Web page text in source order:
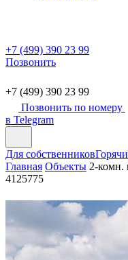
+7 (499) 390 23 99
Позвонить
+7 (499) 390 23 99
Позвонить по номеру
в Telegram
Для собственников
Главная Объекты 2-комн.
4125775